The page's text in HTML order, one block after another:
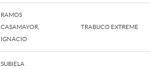
RAMOS
CASAMAYOR,
IGNACIO
TRABUCO EXTREME
SUBIELA